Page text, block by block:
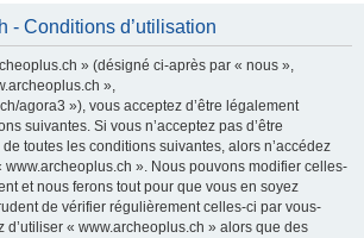
- Conditions d’utilisation
» (désigné ci-après par « nous »,
»,
agora3 »), vous acceptez d’être légalement
suivantes. Si vous n’acceptez pas d’être
toutes les conditions suivantes, alors n’accédez
www.archeoplus.ch ». Nous pouvons modifier celles-
et nous ferons tout pour que vous en soyez
de vérifier régulièrement celles-ci par vous-
d’utiliser « www.archeoplus.ch » alors que des